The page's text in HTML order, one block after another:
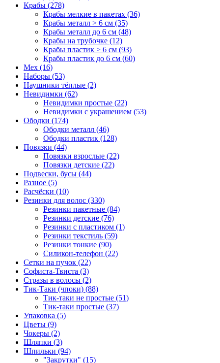
Крабы (278)
Крабы мелкие в пакетах (36)
Крабы металл > 6 см (35)
Крабы металл до 6 см (48)
Крабы на трубочке (12)
Крабы пластик > 6 см (93)
Крабы пластик до 6 см (60)
Мех (16)
Наборы (53)
Наушники тёплые (2)
Невидимки (62)
Невидимки простые (22)
Невидимки с украшением (53)
Ободки (174)
Ободки металл (46)
Ободки пластик (128)
Повязки (44)
Повязки взрослые (22)
Повязки детские (22)
Подвески, бусы (44)
Разное (5)
Расчёски (10)
Резинки для волос (330)
Резинки пакетные (84)
Резинки детские (76)
Резинки с пластиком (1)
Резинки текстиль (59)
Резинки тонкие (90)
Силикон-телефон (22)
Сетки на пучок (22)
Софиста-Твиста (3)
Стразы в волосы (2)
Тик-Таки (чпоки) (88)
Тик-таки не простые (51)
Тик-таки простые (37)
Упаковка (5)
Цветы (9)
Чокеры (2)
Шляпки (3)
Шпильки (94)
"Закрутки" (15)